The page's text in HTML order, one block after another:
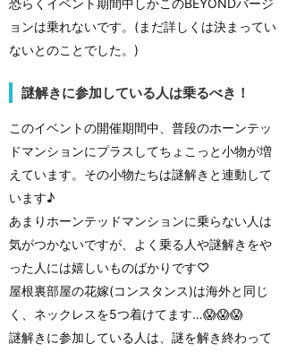
ョンは乗れないです。(まだ詳しくは決まってい
ないとのことでした。)
謎解きに参加している人は乗るべき！
このイベントの開催期間中、普段のホーンテッ
ドマンションにプラスしてちょこっと小物が増
えています。その小物たちは謎解きと連動して
います♪
あまりホーンテッドマンションに乗らない人は
気がつかないですが、よく乗る人や謎解きをや
った人には嬉しいものばかりです♡
屋根裏部屋の花嫁(コンスタンス)は海外と同じ
く、ネックレスを5つ着けてます…😱😱😱
謎解きに参加している人は、謎を解き終わって